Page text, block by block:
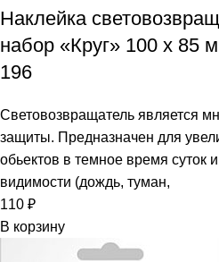
Наклейка
набор «Круг» 100 х 85
196
Световозвращатель является
защиты. Предназначен для
обьектов в темное время суток
видимости (дождь, туман,
110 ₽
В корзину